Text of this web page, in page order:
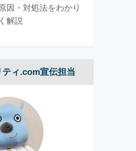
因・対処法をわかり
解説
ィ.com宣伝担当